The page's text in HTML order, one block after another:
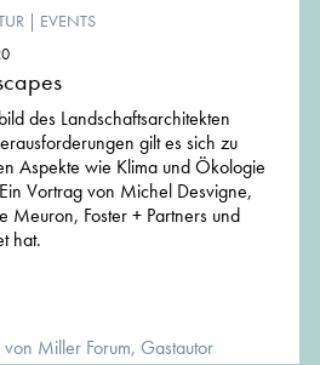
| EVENTS
des Landschaftsarchitekten
gilt es sich zu
Aspekte wie Klima und Ökologie
Vortrag von Michel Desvigne,
Meuron, Foster + Partners und
hat.
Miller Forum, Gastautor